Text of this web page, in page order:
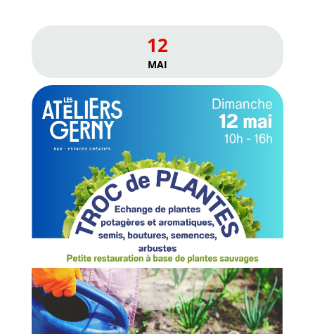
12
MAI